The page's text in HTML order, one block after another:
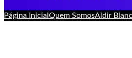
Página Inicial Quem SomosAldir Blanc